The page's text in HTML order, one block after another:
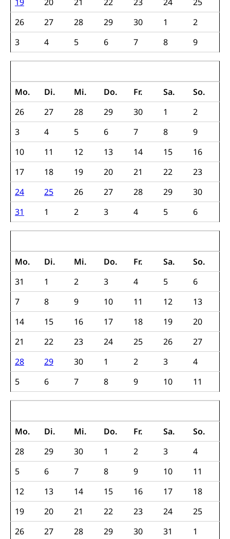
26
27 28 29 30 1
2
3
4 5 6 7 8 9
Mo.
Di. Mi. Do. Fr. Sa.
So.
26
27 28 29 30 1
2
3
4 5 6 7 8
9
10
11 12 13 14 15
16
17
18 19 20 21 22
23
24
25 26 27 28 29
30
31
1 2 3 4 5 6
Mo.
Di. Mi. Do. Fr. Sa.
So.
31
1 2 3 4 5
6
7
8 9 10 11 12
13
14
15 16 17 18 19
20
21
22 23 24 25 26
27
28
29 30 1 2 3
4
5
6 7 8 9 10 11
Mo.
Di. Mi. Do. Fr. Sa.
So.
28
29 30 1 2 3
4
5
6 7 8 9 10
11
12
13 14 15 16 17
18
19
20 21 22 23 24
25
26
27 28 29 30 31
1
Energiefachstellenkonferenz Zentralschweiz
Grundbuch
Grundbucheintrag, Grundbuchamt,
Grundeigentum, Grundstück
(Geoportal)
Luft und Klima
Klimaveränderung, Treibhauseffekt
Atmosphäre, Luft, Klima (Geoportal)
Klima
Raumplanung
Raumplan, Nutzungsplan
Raumdatenpool
Richtplanung Kanton Luzern (ARE)
Raum und Wirtschaft rawi